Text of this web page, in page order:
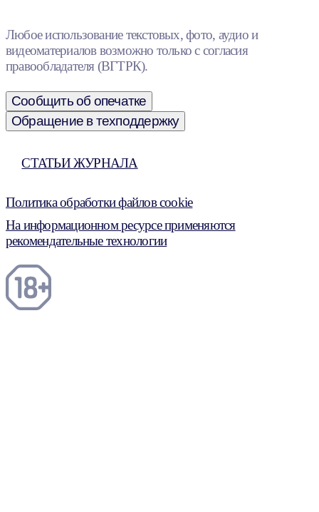
Любое использование текстовых, фото, аудио и
видеоматериалов возможно только с согласия
правообладателя (ВГТРК).
Сообщить об опечатке
Обращение в техподдержку
СТАТЬИ ЖУРНАЛА
Политика обработки файлов cookie
На информационном ресурсе применяются
рекомендательные технологии